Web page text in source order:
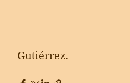
Gutiérrez.